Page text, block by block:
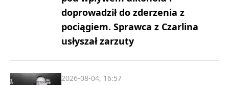
doprowadził do zderzenia z
pociągiem. Sprawca z Czarlina
usłyszał zarzuty
2026-08-04, 16:57